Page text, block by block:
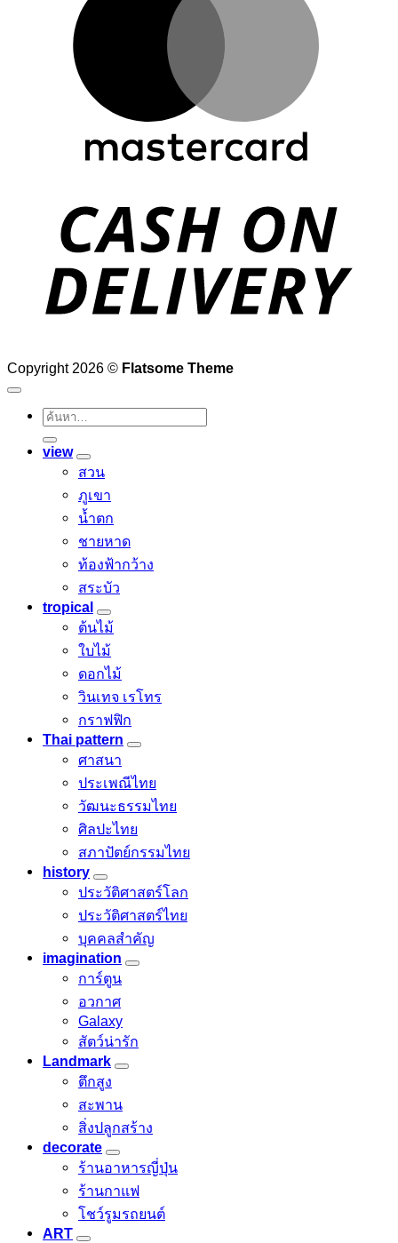
Copyright 2026 © Flatsome Theme
ค้นหา:
view
สวน
ภูเขา
น้ำตก
ชายหาด
ท้องฟ้ากว้าง
สระบัว
tropical
ต้นไม้
ใบไม้
ดอกไม้
วินเทจ เรโทร
กราฟฟิก
Thai pattern
ศาสนา
ประเพณีไทย
วัฒนะธรรมไทย
ศิลปะไทย
สภาปัตย์กรรมไทย
history
ประวัติศาสตร์โลก
ประวัติศาสตร์ไทย
บุคคลสำคัญ
imagination
การ์ตูน
อวกาศ
Galaxy
สัตว์น่ารัก
Landmark
ตึกสูง
สะพาน
สิ่งปลูกสร้าง
decorate
ร้านอาหารญี่ปุ่น
ร้านกาแฟ
โชว์รูมรถยนต์
ART